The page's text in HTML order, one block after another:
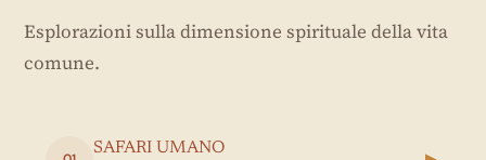
Esplorazioni sulla dimensione spirituale della vita
comune.
SAFARI UMANO